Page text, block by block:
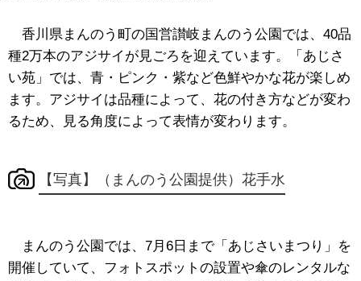
香川県まんのう町の国営讃岐まんのう公園では、40品
種2万本のアジサイが見ごろを迎えています。「あじさ
い苑」では、青・ピンク・紫など色鮮やかな花が楽しめ
ます。アジサイは品種によって、花の付き方などが変わ
るため、見る角度によって表情が変わります。
【写真】（まんのう公園提供）花手水
まんのう公園では、7月6日まで「あじさいまつり」を
開催していて、フォトスポットの設置や傘のレンタルな